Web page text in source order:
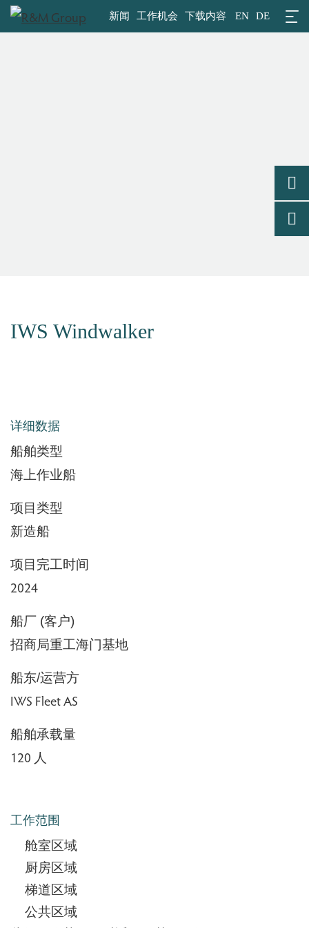
新闻 工作机会 下载内容 EN DE
IWS Windwalker
详细数据
船舶类型
海上作业船
项目类型
新造船
项目完工时间
2024
船厂 (客户)
招商局重工海门基地
船东/运营方
IWS Fleet AS
船舶承载量
120 人
工作范围
舱室区域
厨房区域
梯道区域
公共区域